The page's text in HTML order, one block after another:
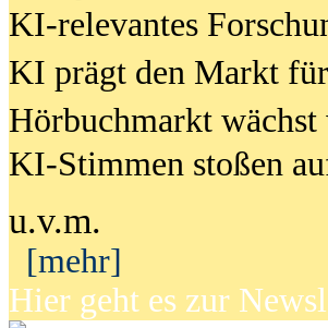
KI-relevantes
KI prägt den Markt
Hörbuchmarkt wächst
KI-Stimmen stoßen
u.v.m.
[mehr]
Hier geht es zur